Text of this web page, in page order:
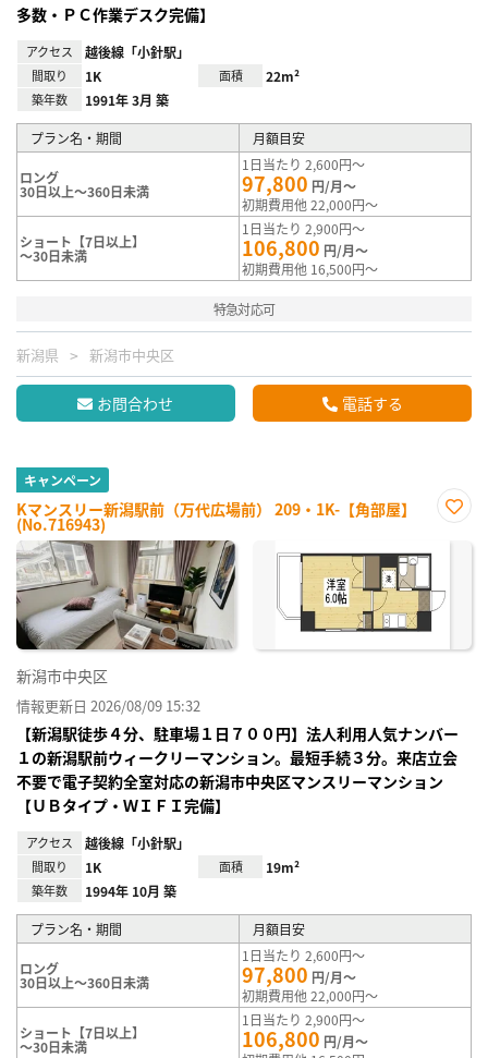
多数・ＰＣ作業デスク完備】
アクセス 越後線「小針駅」
間取り 1K 面積 22m²
築年数 1991年 3月 築
プラン名・期間 月額目安
ロング
30日以上～360日未満
1日当たり 2,600円～
97,800 円/月～
初期費用他 22,000円～
ショート【7日以上】
～30日未満
1日当たり 2,900円～
106,800 円/月～
初期費用他 16,500円～
特急対応可
新潟県 新潟市中央区
お問合わせ 電話する
キャンペーン
Kマンスリー新潟駅前（万代広場前） 209・1K-【角部屋】
(No.716943)
に入
新潟市中央区
情報更新日 2026/08/09 15:32
【新潟駅徒歩４分、駐車場１日７００円】法人利用人気ナンバー
１の新潟駅前ウィークリーマンション。最短手続３分。来店立会
不要で電子契約全室対応の新潟市中央区マンスリーマンション
【ＵＢタイプ・ＷＩＦＩ完備】
アクセス 越後線「小針駅」
間取り 1K 面積 19m²
築年数 1994年 10月 築
プラン名・期間 月額目安
ロング
30日以上～360日未満
1日当たり 2,600円～
97,800 円/月～
初期費用他 22,000円～
ショート【7日以上】
～30日未満
1日当たり 2,900円～
106,800 円/月～